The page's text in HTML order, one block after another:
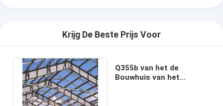
Krijg De Beste Prijs Voor
Q355b van het de
Bouwhuis van het